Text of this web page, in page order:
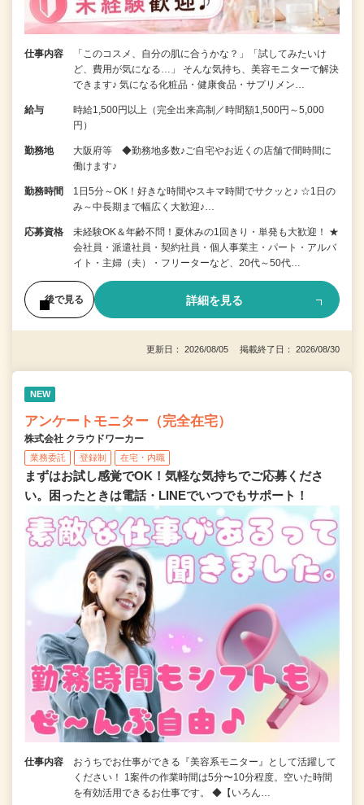
仕事内容
「このコスメ、自分の肌に合うかな？」「試してみたいけ
ど、費用が気になる…」 そんな気持ち、美容モニターで解決
できます♪ 気になる化粧品・健康食品・サプリメン…
給与
時給1,500円以上（完全出来高制／時間額1,500円～5,000
円）
勤務地
大阪府等 ◆勤務地多数♪ご自宅やお近くの店舗で間時間に
働けます♪
勤務時間
1日5分～OK！好きな時間やスキマ時間でサクッと♪ ☆1日の
み～中長期まで幅広く大歓迎♪…
応募資格
未経験OK＆年齢不問！夏休みの1回きり・単発も大歓迎！ ★
会社員・派遣社員・契約社員・個人事業主・パート・アルバ
イト・主婦（夫）・フリーターなど、20代～50代…
後で見る 詳細を見る
更新日： 2026/08/05 掲載終了日： 2026/08/30
NEW
アンケートモニター（完全在宅）
株式会社 クラウドワーカー
業務委託 登録制 在宅・内職
まずはお試し感覚でOK！気軽な気持ちでご応募くださ
い。困ったときは電話・LINEでいつでもサポート！
仕事内容
おうちでお仕事ができる『美容系モニター』として活躍して
ください！ 1案件の作業時間は5分〜10分程度。空いた時間
を有効活用できるお仕事です。 ◆【いろん…